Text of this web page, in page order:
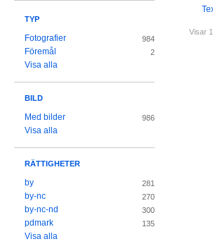
Visar
TYP
Fotografier 984
Föremål 2
Visa alla
BILD
Med bilder 986
Visa alla
RÄTTIGHETER
by 281
by-nc 270
by-nc-nd 300
pdmark 135
Visa alla